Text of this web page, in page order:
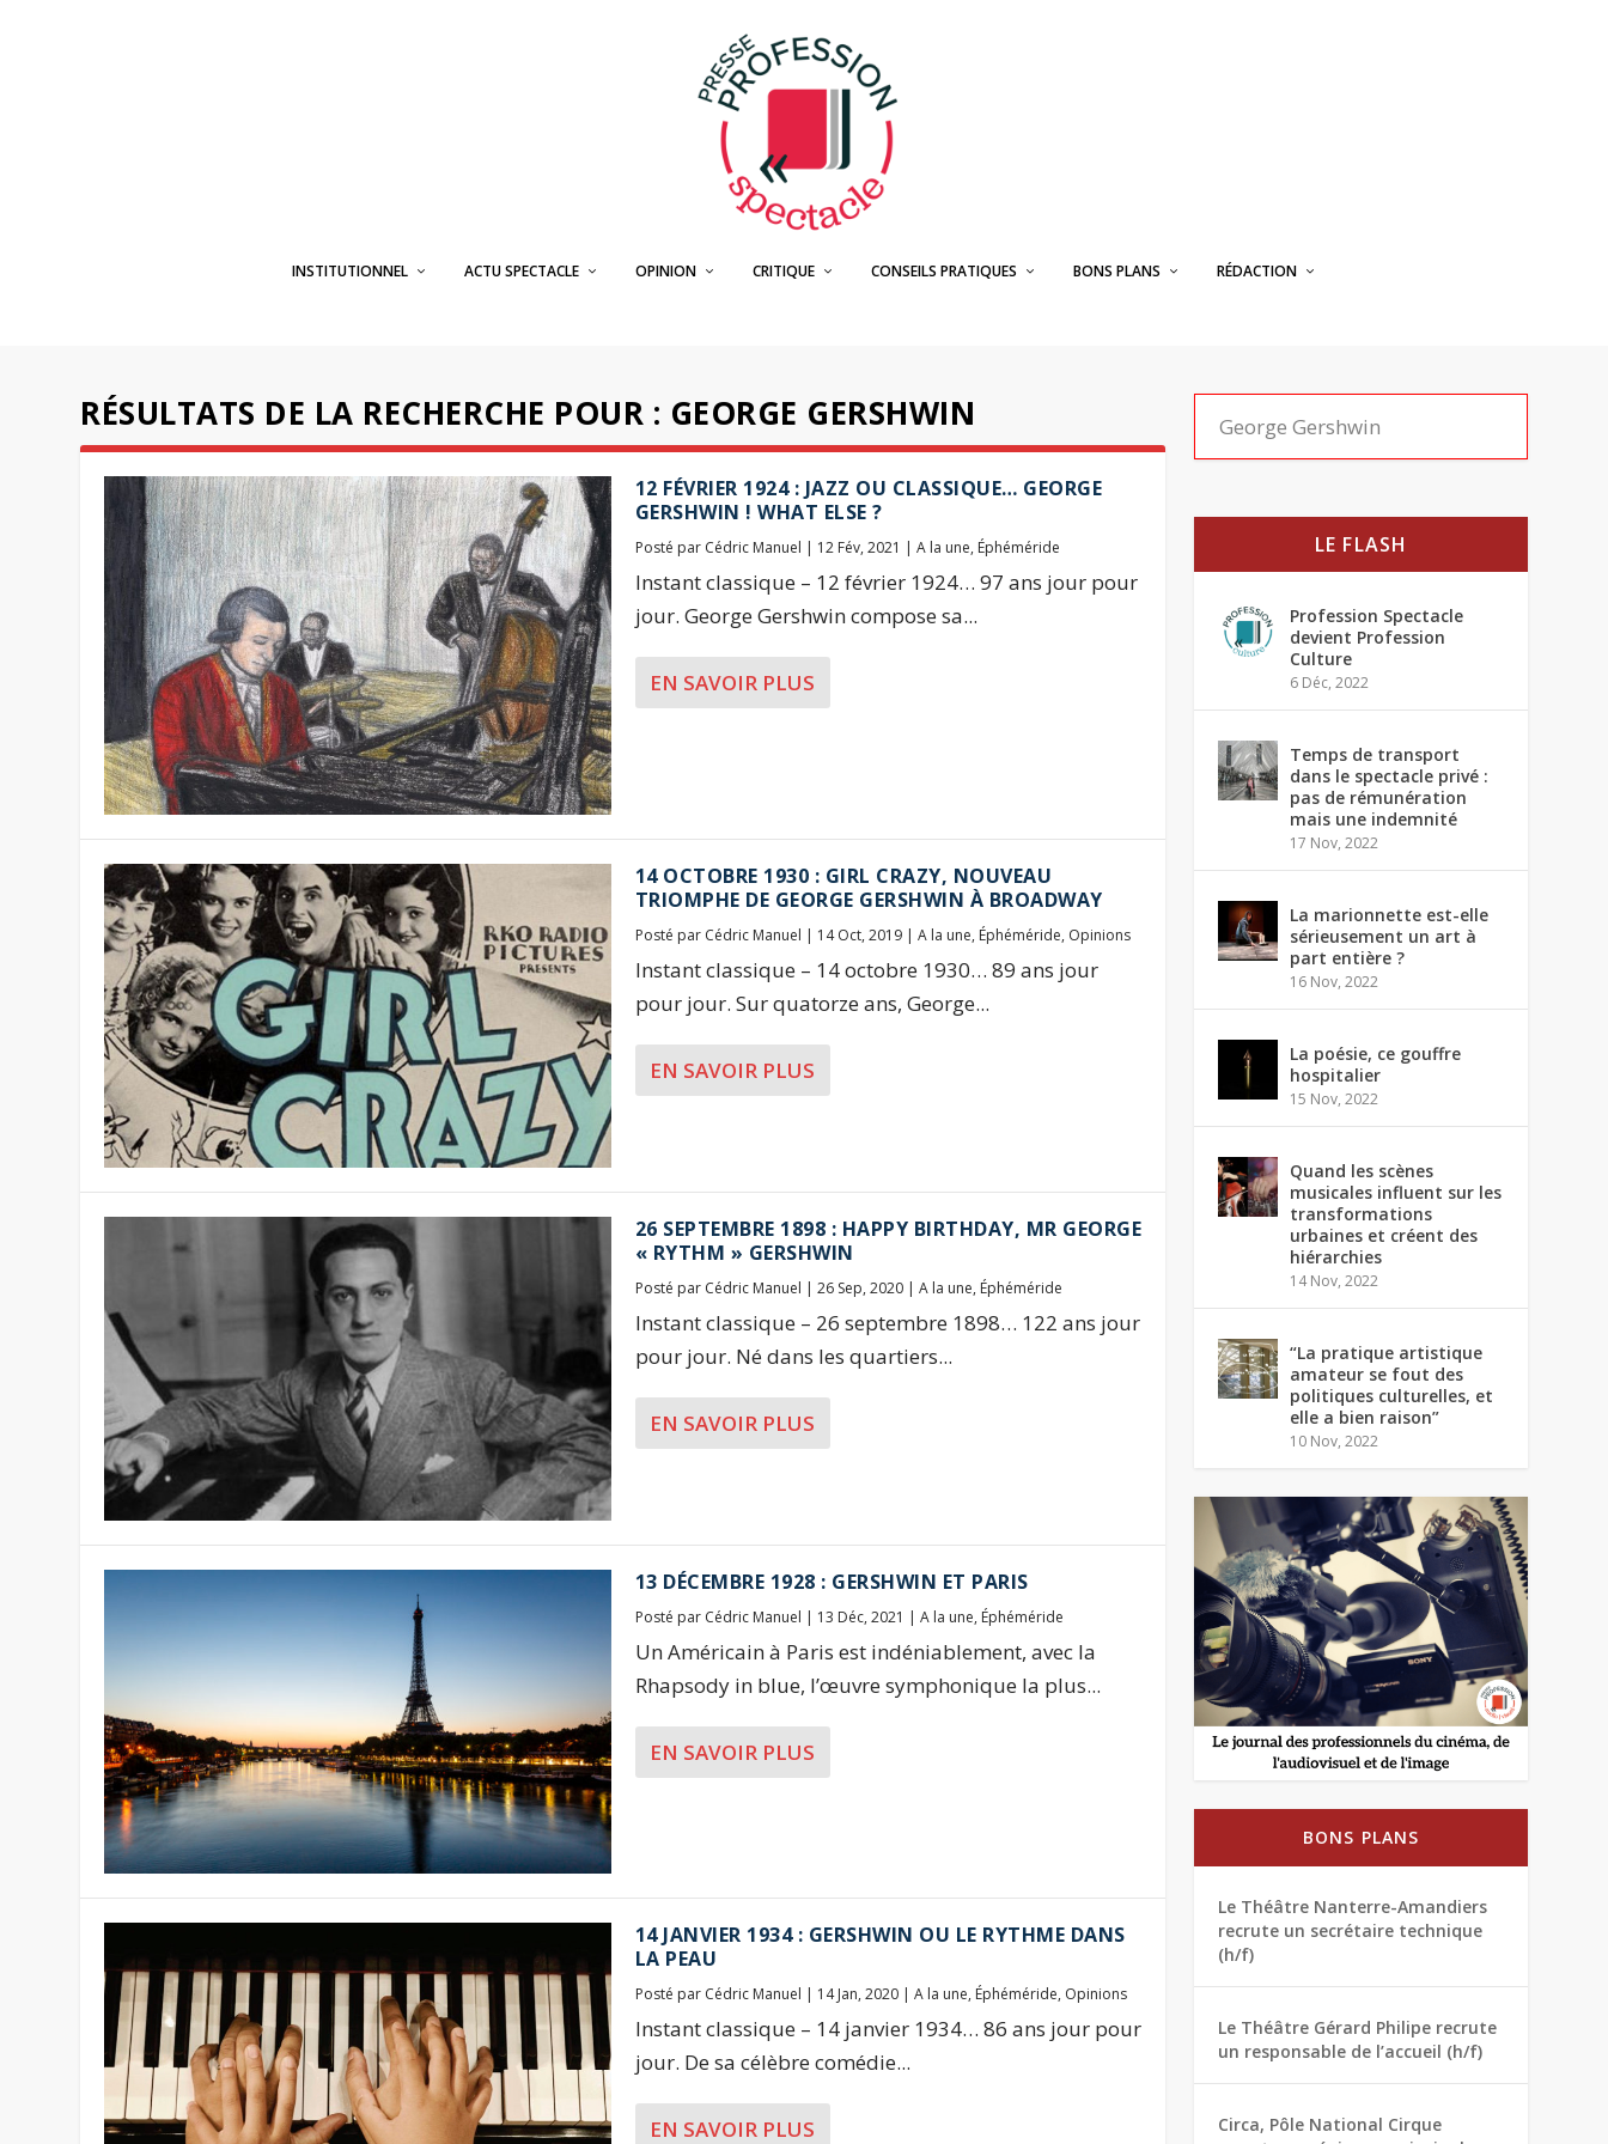
INSTITUTIONNEL ACTU SPECTACLE OPINION CRITIQUE CONSEILS PRATIQUES BONS PLANS RÉDACTION
RÉSULTATS DE LA RECHERCHE POUR : GEORGE GERSHWIN
12 FÉVRIER 1924 : JAZZ OU CLASSIQUE… GEORGE
GERSHWIN ! WHAT ELSE ?
Posté par Cédric Manuel | 12 Fév, 2021 | A la une, Éphéméride
Instant classique – 12 février 1924… 97 ans jour pour
jour. George Gershwin compose sa...
EN SAVOIR PLUS
14 OCTOBRE 1930 : GIRL CRAZY, NOUVEAU
TRIOMPHE DE GEORGE GERSHWIN À BROADWAY
Posté par Cédric Manuel | 14 Oct, 2019| A la une, Éphéméride, Opinions
Instant classique – 14 octobre 1930… 89 ans jour
pour jour. Sur quatorze ans, George...
EN SAVOIR PLUS
26 SEPTEMBRE 1898 : HAPPY BIRTHDAY, MR GEORGE
« RYTHM » GERSHWIN
Posté par Cédric Manuel | 26 Sep, 2020| A la une, Éphéméride
Instant classique – 26 septembre 1898… 122 ans jour
pour jour. Né dans les quartiers...
EN SAVOIR PLUS
13 DÉCEMBRE 1928 : GERSHWIN ET PARIS
Posté par Cédric Manuel | 13 Déc, 2021 | A la une, Éphéméride
Un Américain à Paris est indéniablement, avec la
Rhapsody in blue, l’œuvre symphonique la plus...
EN SAVOIR PLUS
14 JANVIER 1934 : GERSHWIN OU LE RYTHME DANS
LA PEAU
Posté par Cédric Manuel | 14 Jan, 2020| A la une, Éphéméride, Opinions
Instant classique – 14 janvier 1934… 86 ans jour pour
jour. De sa célèbre comédie...
EN SAVOIR PLUS
LE FLASH
Profession Spectacle
devient Profession
Culture
6 Déc, 2022
Temps de transport
dans le spectacle privé :
pas de rémunération
mais une indemnité
17 Nov, 2022
La marionnette est-elle
sérieusement un art à
part entière ?
16 Nov, 2022
La poésie, ce gouffre
hospitalier
15 Nov, 2022
Quand les scènes
musicales influent sur les
transformations
urbaines et créent des
hiérarchies
14 Nov, 2022
“La pratique artistique
amateur se fout des
politiques culturelles, et
elle a bien raison”
10 Nov, 2022
BONS PLANS
Le Théâtre Nanterre-Amandiers
recrute un secrétaire technique
(h/f)
Le Théâtre Gérard Philipe recrute
un responsable de l’accueil (h/f)
Circa, Pôle National Cirque